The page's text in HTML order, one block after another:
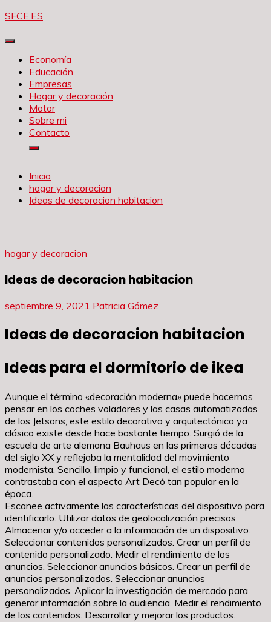
Saltar
contenido
SFCE.ES
Economía
Educación
Empresas
Hogar y decoración
Motor
Sobre mi
Contacto
Inicio
hogar y decoracion
Ideas de decoracion habitacion
hogar y decoracion
Ideas de decoracion habitacion
septiembre 9, 2021 Patricia Gómez
Ideas de decoracion habitacion
Ideas para el dormitorio de ikea
Aunque el término «decoración moderna» puede hacernos
pensar en los coches voladores y las casas automatizadas
de los Jetsons, este estilo decorativo y arquitectónico ya
clásico existe desde hace bastante tiempo. Surgió de la
escuela de arte alemana Bauhaus en las primeras décadas
del siglo XX y reflejaba la mentalidad del movimiento
modernista. Sencillo, limpio y funcional, el estilo moderno
contrastaba con el aspecto Art Decó tan popular en la
época.
Escanee activamente las características del dispositivo para
identificarlo. Utilizar datos de geolocalización precisos.
Almacenar y/o acceder a la información de un dispositivo.
Seleccionar contenidos personalizados. Crear un perfil de
contenido personalizado. Medir el rendimiento de los
anuncios. Seleccionar anuncios básicos. Crear un perfil de
anuncios personalizados. Seleccionar anuncios
personalizados. Aplicar la investigación de mercado para
generar información sobre la audiencia. Medir el rendimiento
de los contenidos. Desarrollar y mejorar los productos.